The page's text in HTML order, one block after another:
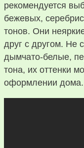
рекомендуется
бежевых,
тонов. Они
друг с другом. Не
дымчато-белые,
тона, их оттенки
оформлении дома.